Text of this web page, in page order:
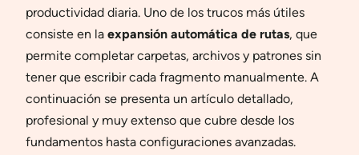
productividad diaria. Uno de los trucos más útiles
consiste en la expansión automática de rutas, que
permite completar carpetas, archivos y patrones sin
tener que escribir cada fragmento manualmente. A
continuación se presenta un artículo detallado,
profesional y muy extenso que cubre desde los
fundamentos hasta configuraciones avanzadas.